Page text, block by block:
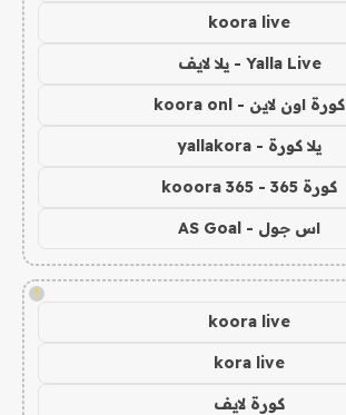
koora live
Yalla Live - يلا لايف
كورة اون لاين - koora onl
يلا كورة - yallakora
كورة 365 - kooora 365
اس جول - AS Goal
!
koora live
kora live
كورة لايف